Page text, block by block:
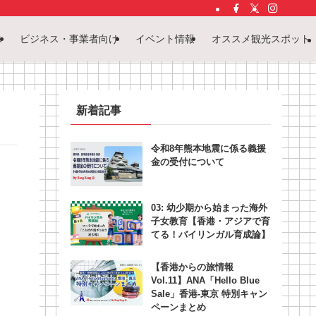
ビジネス・事業者向け イベント情報 オススメ観光スポット
新着記事
令和8年熊本地震に係る義援
金の受付について
03: 幼少期から始まった海外
子女教育【香港・アジアで育
てる！バイリンガル育成論】
【香港からの旅情報
Vol.11】ANA「Hello Blue
Sale」香港‐東京 特別キャン
ペーンまとめ